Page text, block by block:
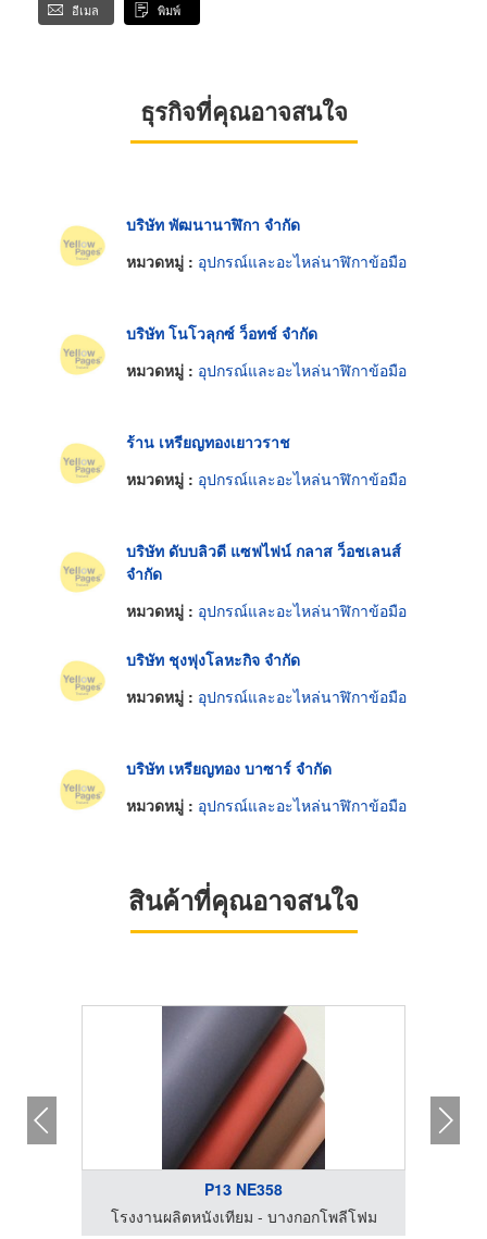
อีเมล พิมพ์
ธุรกิจที่คุณอาจสนใจ
บริษัท พัฒนานาฬิกา จำกัด
หมวดหมู่ : อุปกรณ์และอะไหล่นาฬิกาข้อมือ
บริษัท โนโวลุกซ์ ว็อทช์ จำกัด
หมวดหมู่ : อุปกรณ์และอะไหล่นาฬิกาข้อมือ
ร้าน เหรียญทองเยาวราช
หมวดหมู่ : อุปกรณ์และอะไหล่นาฬิกาข้อมือ
บริษัท ดับบลิวดี แซฟไฟน์ กลาส ว็อชเลนส์
จำกัด
หมวดหมู่ : อุปกรณ์และอะไหล่นาฬิกาข้อมือ
บริษัท ชุงฟุงโลหะกิจ จำกัด
หมวดหมู่ : อุปกรณ์และอะไหล่นาฬิกาข้อมือ
บริษัท เหรียญทอง บาซาร์ จำกัด
หมวดหมู่ : อุปกรณ์และอะไหล่นาฬิกาข้อมือ
สินค้าที่คุณอาจสนใจ
P13 NE358
โรงงานผลิตหนังเทียม - บางกอกโพลีโฟม